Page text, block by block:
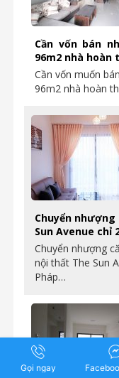
Cần vốn bán
96m2 nhà hoàn
Cần vốn muốn
96m2 nhà hoàn
Chuyển
Sun Avenue chỉ
Chuyển nhượng
nội thất The Sun
Pháp…
Gọi ngay